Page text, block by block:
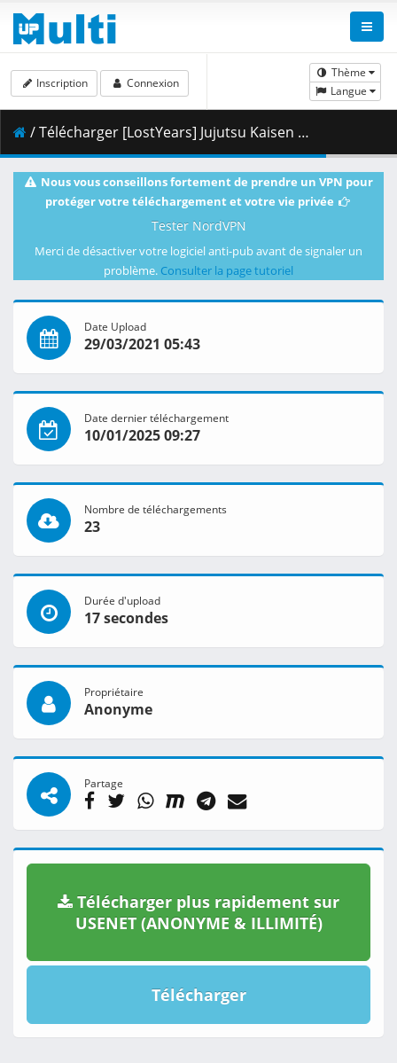
Thème
Langue
Inscription Connexion
/ Télécharger [LostYears] Jujutsu Kaisen - 07 (WEB 1080p x264 10-bit AAC) [4A6BBDE7].mkv.002 ( 455.49 MB )
Nous vous conseillons fortement de prendre un VPN pour
protéger votre téléchargement et votre vie privée
Tester NordVPN
Merci de désactiver votre logiciel anti-pub avant de signaler un
problème. Consulter la page tutoriel
Date Upload
29/03/2021 05:43
Date dernier téléchargement
10/01/2025 09:27
Nombre de téléchargements
23
Durée d'upload
17 secondes
Propriétaire
Anonyme
Partage
Télécharger plus rapidement sur
USENET (ANONYME & ILLIMITÉ)
Télécharger